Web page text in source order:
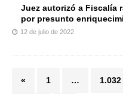
Juez autorizó a Fiscalía
por presunto
12 de julio de 2022
« 1 … 1.032